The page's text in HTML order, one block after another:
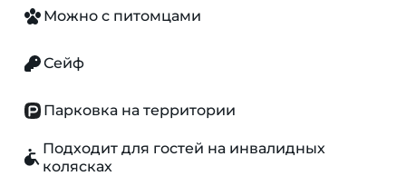
Можно с питомцами
Сейф
Парковка на территории
Подходит для гостей на инвалидных
колясках